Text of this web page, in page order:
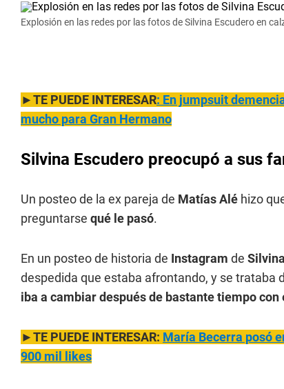
Explosión en las redes por las fotos de Silvina Escudero en
►TE PUEDE INTERESAR: En jumpsuit demenci
mucho para Gran Hermano
Silvina Escudero preocupó a sus
Un posteo de la ex pareja de Matías Alé hizo
preguntarse qué le pasó.
En un posteo de historia de Instagram de
despedida que estaba afrontando, y se trataba
iba a cambiar después de bastante tiempo
►TE PUEDE INTERESAR: María Becerra posó
900 mil likes